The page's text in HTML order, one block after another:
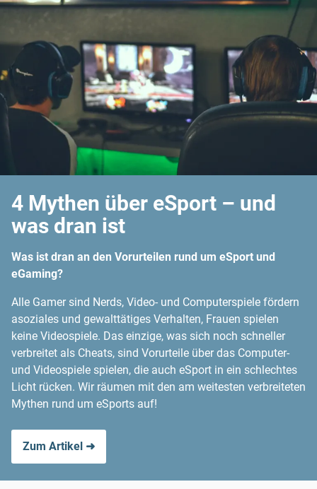
4 Mythen über eSport – und
was dran ist
Was ist dran an den Vorurteilen rund um eSport und
eGaming?
Alle Gamer sind Nerds, Video- und Computerspiele fördern
asoziales und gewalttätiges Verhalten, Frauen spielen
keine Videospiele. Das einzige, was sich noch schneller
verbreitet als Cheats, sind Vorurteile über das Computer-
und Videospiele spielen, die auch eSport in ein schlechtes
Licht rücken. Wir räumen mit den am weitesten verbreiteten
Mythen rund um eSports auf!
Zum Artikel ➜